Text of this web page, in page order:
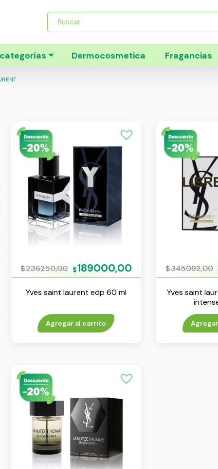
Búsqueda
productos
Dermocosmetica Fragancias
$236250,00 $189000,00
Yves saint laurent edp 60 ml
Agregar al carrito
$345092,00
Yves saint